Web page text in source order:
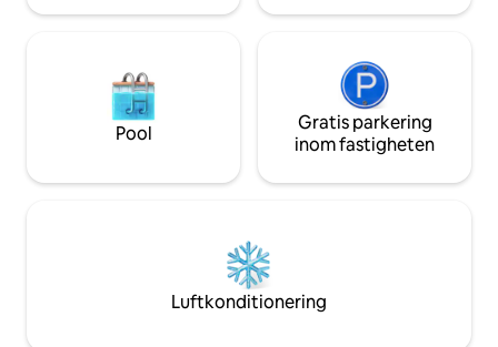
Pool
Gratis parkering
inom fastigheten
Luftkonditionering